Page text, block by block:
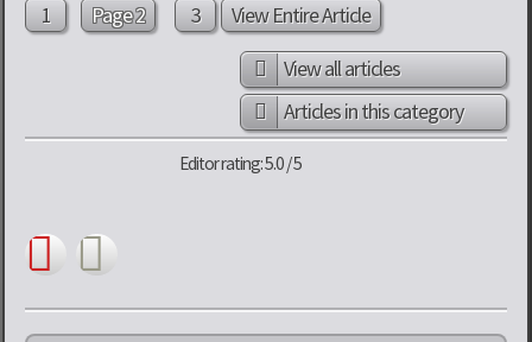
1
Page 2 3
View Entire Article
View all articles
Articles in this category
Editor rating: 5.0 / 5